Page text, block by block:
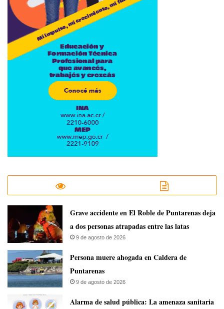
Grave accidente en El Roble de Puntarenas deja
a dos personas atrapadas entre las latas
9 de agosto de 2026
Persona muere ahogada en Caldera de
Puntarenas
9 de agosto de 2026
​Alarma de salud pública: La amenaza sanitaria